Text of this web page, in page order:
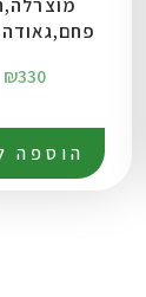
₪330
הוספה